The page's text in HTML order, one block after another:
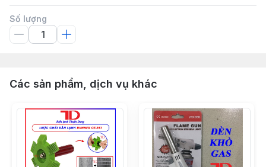
Số lượng
Các sản phẩm, dịch vụ khác